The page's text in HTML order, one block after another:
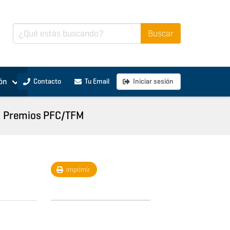
Contacto Tu Email Iniciar sesión
Premios PFC/TFM
Imprimir